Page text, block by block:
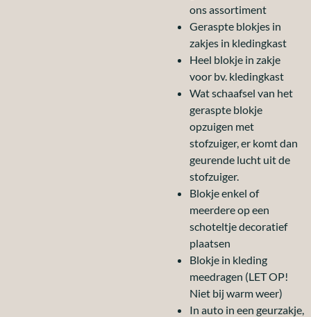
ons assortiment
Geraspte blokjes in
zakjes in kledingkast
Heel blokje in zakje
voor bv. kledingkast
Wat schaafsel van het
geraspte blokje
opzuigen met
stofzuiger, er komt dan
geurende lucht uit de
stofzuiger.
Blokje enkel of
meerdere op een
schoteltje decoratief
plaatsen
Blokje in kleding
meedragen (LET OP!
Niet bij warm weer)
In auto in een geurzakje,